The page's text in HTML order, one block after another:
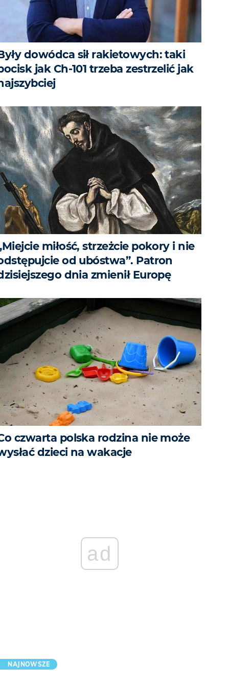
dowódca sił rakietowych: taki
jak Ch-101 trzeba zestrzelić jak
miłość, strzeżcie pokory i nie
od ubóstwa”. Patron
dnia zmienił Europę
czwarta polska rodzina nie może
dzieci na wakacje
ad
NAJNOWSZE